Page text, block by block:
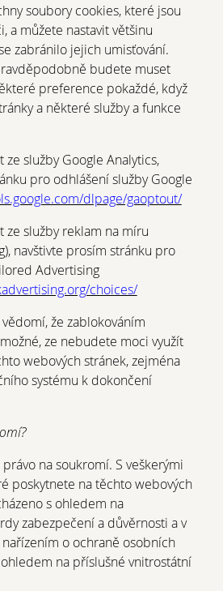
soubory cookies, které jsou
a můžete nastavit většinu
zabránilo jejich umisťování.
budete muset
preference pokaždé, když
a některé služby a funkce
služby Google Analytics,
pro odhlášení služby Google
dlpage/gaoptout/
ze služby reklam na míru
navštivte prosím stránku pro
Advertising
choices/
že zablokováním
ze nebudete moci využít
webových stránek, zejména
systému k dokončení
na soukromí. S veškerými
poskytnete na těchto webových
s ohledem na
zabezpečení a důvěrnosti a v
o ochraně osobních
na příslušné vnitrostátní